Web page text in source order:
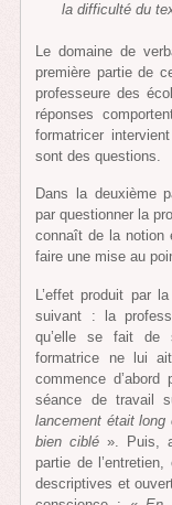
la difficulté du
Le domaine de
première partie de
professeure des
réponses
formatricer
sont des questions.
Dans la deuxième
par questionner la
connaît de la notion
faire une mise au
L’effet produit par
suivant : la
qu’elle se fait de
formatrice ne lui
commence
séance de travail
lancement était long
bien ciblé ». Puis,
partie de
descriptives et